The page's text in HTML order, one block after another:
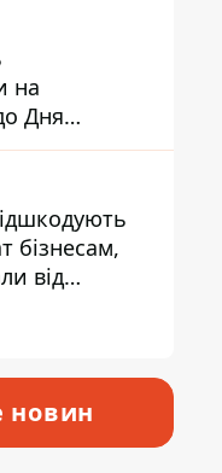
на
Дня
її
бізнесам,
від
новин